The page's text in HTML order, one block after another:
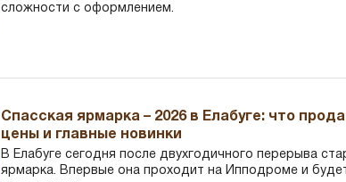
сложности с оформлением.
Спасская ярмарка – 2026 в Елабуге: что
цены и главные новинки
В Елабуге сегодня после двухгодичного перерыва
ярмарка. Впервые она проходит на Ипподроме и